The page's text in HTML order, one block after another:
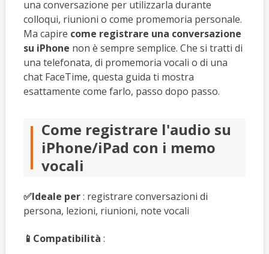
una conversazione per utilizzarla durante
colloqui, riunioni o come promemoria personale.
Ma capire come registrare una conversazione
su iPhone non è sempre semplice. Che si tratti di
una telefonata, di promemoria vocali o di una
chat FaceTime, questa guida ti mostra
esattamente come farlo, passo dopo passo.
Come registrare l'audio su
iPhone/iPad con i memo
vocali
✅Ideale per: registrare conversazioni di
persona, lezioni, riunioni, note vocali
📱Compatibilità :